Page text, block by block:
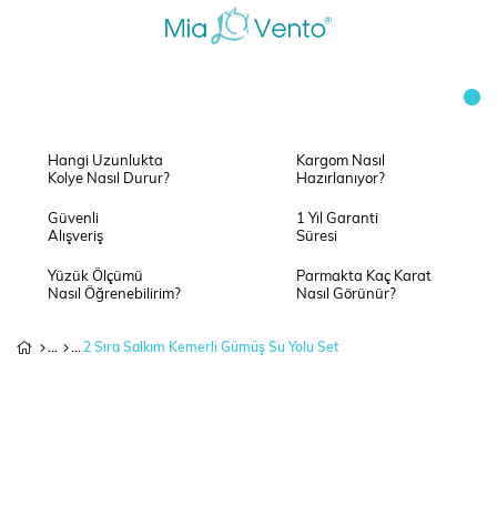
Hangi Uzunlukta
Kolye Nasıl Durur?
Kargom Nasıl
Hazırlanıyor?
Güvenli
Alışveriş
1 Yıl Garanti
Süresi
Yüzük Ölçümü
Nasıl Öğrenebilirim?
Parmakta Kaç Karat
Nasıl Görünür?
2 Sıra Salkım Kemerli Gümüş Su Yolu Set